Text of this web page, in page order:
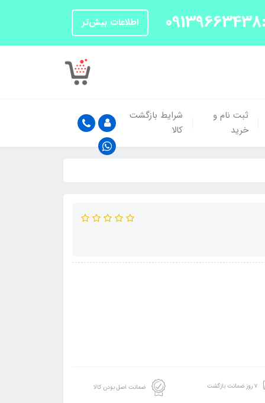
اطلاعات بیش‌تر
ثبت نام و
خرید
شرایط بازگشت
کالا
۷ روز ضمانت بازگشت ضمانت اصل بودن کالا